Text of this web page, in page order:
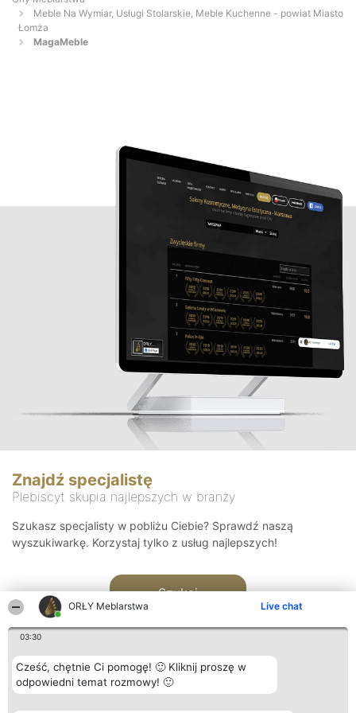
ORŁY Meblarstwa Live chat
03:30
Cześć, chętnie Ci pomogę! 🙂 Kliknij proszę w
odpowiedni temat rozmowy! 🙂
Meble Na Wymiar, Usługi Stolarskie, Meble Kuchenne - powiat Miasto
Łomża
MagaMeble
Znajdź specjalistę
Plebiscyt skupia najlepszych w branży
Szukasz specjalisty w pobliżu Ciebie? Sprawdź naszą
wyszukiwarkę. Korzystaj tylko z usług najlepszych!
Szukaj
Organizator plebiscytu Plebiscyt Kontakt